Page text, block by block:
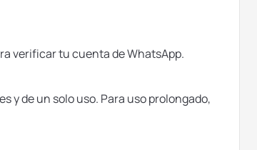
verificar tu cuenta de WhatsApp.
y de un solo uso. Para uso prolongado,